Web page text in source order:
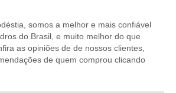
somos a melhor e mais confiável
do Brasil, e muito melhor do que
as opiniões de de nossos clientes,
de quem comprou clicando